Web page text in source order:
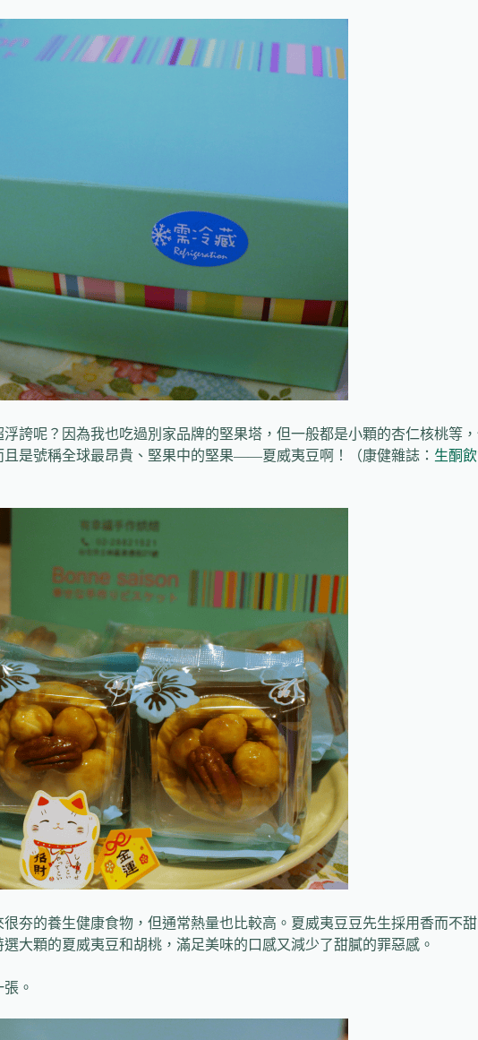
誇呢？因為我也吃過別家品牌的堅果塔，但一般都是小顆的杏仁核桃等
是號稱全球最昂貴、堅果中的堅果——夏威夷豆啊！（康健雜誌： 生酮
夯的養生健康食物，但通常熱量也比較高。夏威夷豆豆先生採用香而不
大顆的夏威夷豆和胡桃，滿足美味的口感又減少了甜膩的罪惡感。
。